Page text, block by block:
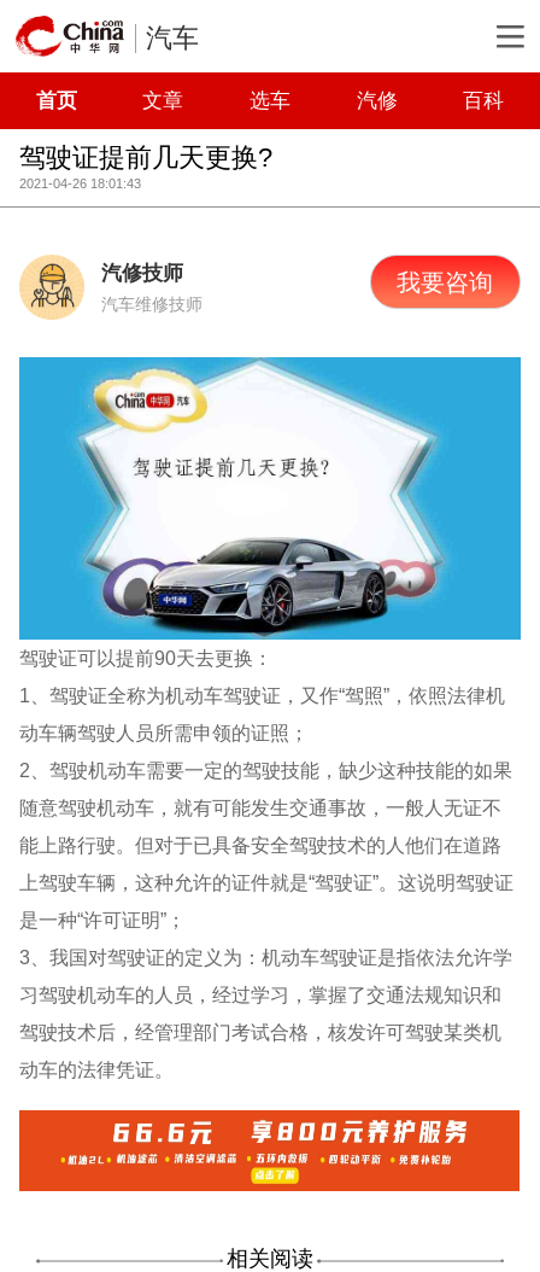
汽车
首页 文章 选车 汽修 百科
驾驶证提前几天更换?
2021-04-26 18:01:43
汽修技师
汽车维修技师
我要咨询
驾驶证可以提前90天去更换：
1、驾驶证全称为机动车驾驶证，又作“驾照”，依照法律机
动车辆驾驶人员所需申领的证照；
2、驾驶机动车需要一定的驾驶技能，缺少这种技能的如果
随意驾驶机动车，就有可能发生交通事故，一般人无证不
能上路行驶。但对于已具备安全驾驶技术的人他们在道路
上驾驶车辆，这种允许的证件就是“驾驶证”。这说明驾驶证
是一种“许可证明”；
3、我国对驾驶证的定义为：机动车驾驶证是指依法允许学
习驾驶机动车的人员，经过学习，掌握了交通法规知识和
驾驶技术后，经管理部门考试合格，核发许可驾驶某类机
动车的法律凭证。
相关阅读